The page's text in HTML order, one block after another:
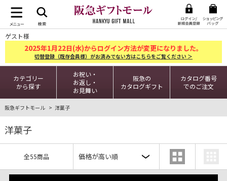
ゲスト様
2025年1月22日(水)からログイン方法が変更になりました。
切替登録（既存会員様）がお済みでない方はこちらをご覧ください ＞
カテゴリー
から探す
お祝い・
お返し・
お見舞い
阪急の
カタログギフト
カタログ番号
でのご注文
阪急ギフトモール 洋菓子
洋菓子
全55商品